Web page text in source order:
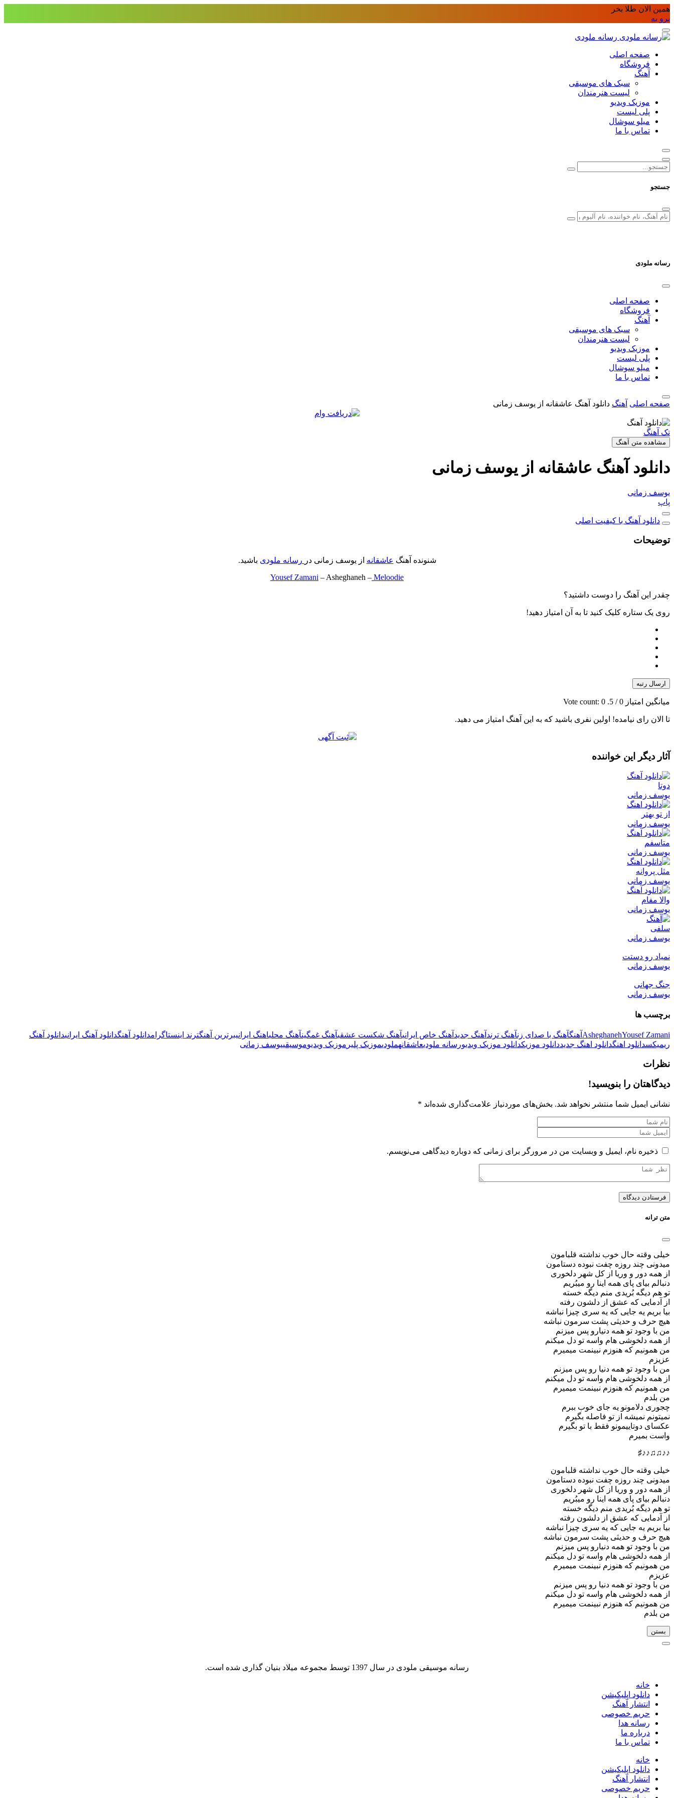
همین الان طلا بخر
برو به
رسانه ملودی
صفحه اصلی
فروشگاه
آهنگ
سبک های موسیقی
لیست هنرمندان
موزیک ویدیو
پلی لیست
میلو سوشال
تماس با ما
جستجو
رسانه ملودی
صفحه اصلی
فروشگاه
آهنگ
سبک های موسیقی
لیست هنرمندان
موزیک ویدیو
پلی لیست
میلو سوشال
تماس با ما
صفحه اصلی آهنگ دانلود آهنگ عاشقانه از یوسف زمانی
تک آهنگ
مشاهده متن آهنگ
دانلود آهنگ عاشقانه از یوسف زمانی
یوسف زمانی
پاپ
دانلود آهنگ با کیفیت اصلی
توضیحات
شنونده آهنگ عاشقانه از یوسف زمانی در رسانه ملودی باشید.
Yousef Zamani – Asheghaneh – Meloodie
چقدر این آهنگ را دوست داشتید؟
روی یک ستاره کلیک کنید تا به آن امتیاز دهید!
ارسال رتبه
میانگین امتیاز 0
/ 5. Vote count:
0
تا الان رای نیامده! اولین نفری باشید که به این آهنگ امتیاز می دهید.
آثار دیگر این خواننده
دوتا
یوسف زمانی
از تو بهتر
یوسف زمانی
متاسفم
یوسف زمانی
مثل پروانه
یوسف زمانی
والا مفام
یوسف زمانی
سلفی
یوسف زمانی
نمیاد رو دستت
یوسف زمانی
جنگ جهانی
یوسف زمانی
برچسب ها
AsheghanehYousef Zamani آهنگآهنگ با صدای زنآهنگ ترند آهنگ جدید آهنگ خاص ایرانیآهنگ شکست عشقیآهنگ غمگینآهنگ محلیاهنگ ایرانیبرترین آهنگترند اینستاگرامدانلود آهنگدانلود آهنگ ایرانیدانلود آهنگ
ریمیکسدانلود اهنگدانلود اهنگ جدیددانلود موزیکدانلود موزیک ویدیورسانه ملودیعاشقانهملودیموزیک پلیر موزیک ویدیوموسیقییوسف زمانی
نظرات
دیدگاهتان را بنویسید!
نشانی ایمیل شما منتشر نخواهد شد. بخش‌های موردنیاز علامت‌گذاری شده‌اند *
ذخیره نام، ایمیل و وبسایت من در مرورگر برای زمانی که دوباره دیدگاهی می‌نویسم.
متن ترانه
خیلی وقته حال خوب نداشته قلبامون
میدونی چند روزه چفت نبوده دستامون
از همه دور و وریا از کل شهر دلخوری
دنبالم بیای پای همه اینا رو میبُریم
تو هم دیگه بُریدی منم دیگه خسته
از آدمایی که عشق از دلشون رفته
بیا بریم یه جایی که یه سری چیزا نباشه
هیچ حرف و حدیثی پشت سرمون نباشه
من با وجود تو همه دنیارو پس میزنم
از همه دلخوشی هام واسه تو دل میکنم
من همونیم که هنوزم نبینمت میمیرم
عزیزم
من با وجود تو همه دنیا رو پس میزنم
از همه دلخوشی هام واسه تو دل میکنم
من همونیم که هنوزم نبینمت میمیرم
من بلدم
چجوری دلامونو یه جای خوب ببرم
نمیتونم نمیشه از تو فاصله بگیرم
عکسای دوتاییمونو فقط با تو بگیرم
واست بمیرم
♪♪♫♫♪♪♯
خیلی وقته حال خوب نداشته قلبامون
میدونی چند روزه چفت نبوده دستامون
از همه دور و وریا از کل شهر دلخوری
دنبالم بیای پای همه اینا رو میبُریم
تو هم دیگه بُریدی منم دیگه خسته
از آدمایی که عشق از دلشون رفته
بیا بریم یه جایی که یه سری چیزا نباشه
هیچ حرف و حدیثی پشت سرمون نباشه
من با وجود تو همه دنیارو پس میزنم
از همه دلخوشی هام واسه تو دل میکنم
من همونیم که هنوزم نبینمت میمیرم
عزیزم
من با وجود تو همه دنیا رو پس میزنم
از همه دلخوشی هام واسه تو دل میکنم
من همونیم که هنوزم نبینمت میمیرم
من بلدم
بستن
رسانه موسیقی ملودی در سال 1397 توسط مجموعه میلاد بنیان گذاری شده است.
خانه
دانلود اپلیکیشن
انتشار آهنگ
حریم خصوصی
رسانه هدا
درباره ما
تماس با ما
خانه
دانلود اپلیکیشن
انتشار آهنگ
حریم خصوصی